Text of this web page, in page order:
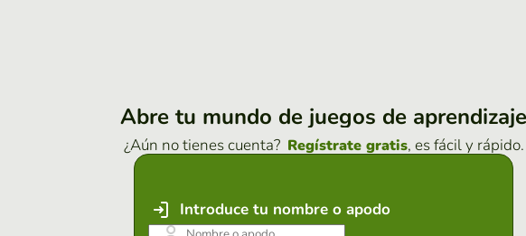
Abre tu mundo de juegos de aprendizaje
¿Aún no tienes cuenta? Regístrate gratis, es fácil y rápido.
Introduce tu nombre o apodo